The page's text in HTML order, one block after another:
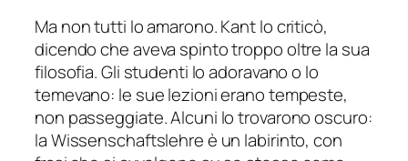
Ma non tutti lo amarono. Kant lo criticò,
dicendo che aveva spinto troppo oltre la sua
filosofia. Gli studenti lo adoravano o lo
temevano: le sue lezioni erano tempeste,
non passeggiate. Alcuni lo trovarono oscuro:
la Wissenschaftslehre è un labirinto, con